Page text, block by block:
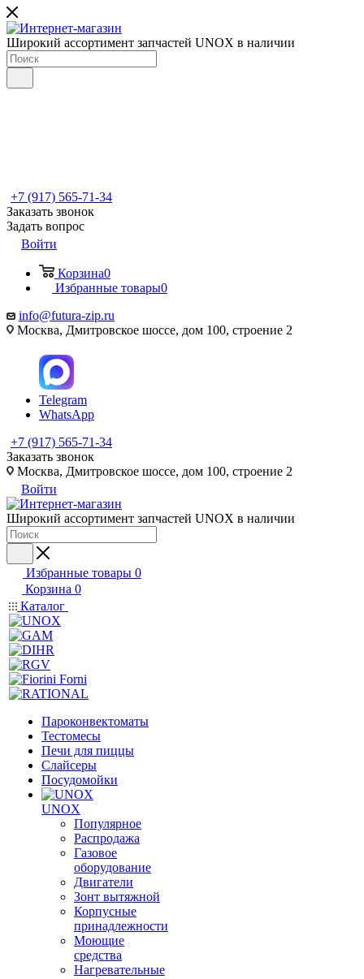
Широкий ассортимент запчастей UNOX в наличии
+7 (917) 565-71-34
Заказать звонок
Задать вопрос
Войти
Корзина0
Избранные товары0
info@futura-zip.ru
Москва, Дмитровское шоссе, дом 100, строение 2
Telegram
WhatsApp
+7 (917) 565-71-34
Заказать звонок
Москва, Дмитровское шоссе, дом 100, строение 2
Войти
Широкий ассортимент запчастей UNOX в наличии
Избранные товары 0
Корзина 0
Каталог
Пароконвектоматы
Тестомесы
Печи для пиццы
Слайсеры
Посудомойки
UNOX
Популярное
Распродажа
Газовое
оборудование
Двигатели
Зонт вытяжной
Корпусные
принадлежности
Моющие
средства
Нагревательные